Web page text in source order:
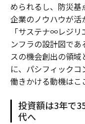
められるし、防災
企業のノウハウが活
「サステナ∞レジ
ンフラの設計図で
スの機会創出の領域
に、パシフィック
働きかける動機はこ
投資額は3年で
代へ